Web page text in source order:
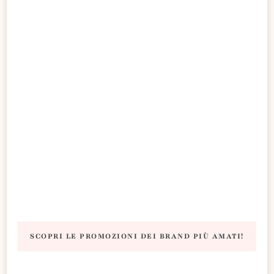
SCOPRI LE PROMOZIONI DEI BRAND PIÙ AMATI!